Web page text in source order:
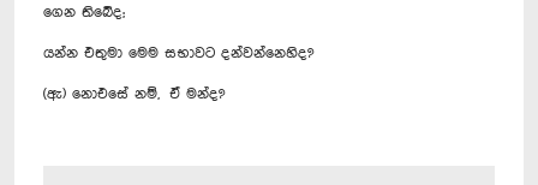
ගෙන තිබේද;
යන්න එතුමා මෙම සභාවට දන්වන්නෙහිද?
(ඇ) නොඑසේ නම්, ඒ මන්ද?